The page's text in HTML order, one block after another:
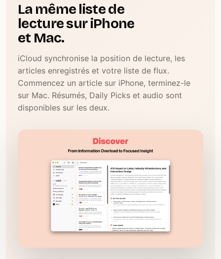
La même liste de
lecture sur iPhone
et Mac.
iCloud synchronise la position de lecture, les
articles enregistrés et votre liste de flux.
Commencez un article sur iPhone, terminez-le
sur Mac. Résumés, Daily Picks et audio sont
disponibles sur les deux.